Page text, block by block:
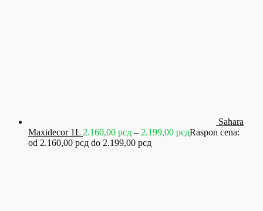
Sahara
Maxidecor 1L 2.160,00 рсд – 2.199,00 рсдRaspon cena:
od 2.160,00 рсд do 2.199,00 рсд